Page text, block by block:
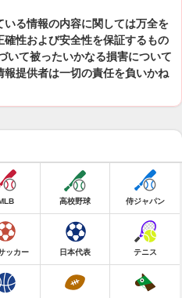
る情報の内容に関しては万全を
性および安全性を保証するもの
いて被ったいかなる損害について
提供者は一切の責任を負いかね
高校野球 侍ジャパン
ッカー 日本代表 テニス